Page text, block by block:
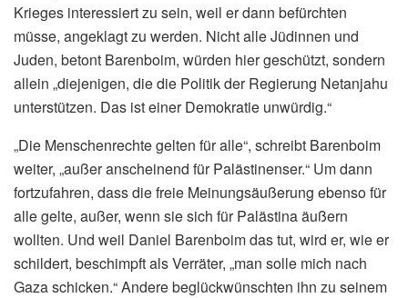
Krieges interessiert zu sein, weil er dann befürchten
müsse, angeklagt zu werden. Nicht alle Jüdinnen und
Juden, betont Barenboim, würden hier geschützt, sondern
allein „diejenigen, die die Politik der Regierung Netanjahu
unterstützen. Das ist einer Demokratie unwürdig.“
„Die Menschenrechte gelten für alle“, schreibt Barenboim
weiter, „außer anscheinend für Palästinenser.“ Um dann
fortzufahren, dass die freie Meinungsäußerung ebenso für
alle gelte, außer, wenn sie sich für Palästina äußern
wollten. Und weil Daniel Barenboim das tut, wird er, wie er
schildert, beschimpft als Verräter, „man solle mich nach
Gaza schicken.“ Andere beglückwünschten ihn zu seinem